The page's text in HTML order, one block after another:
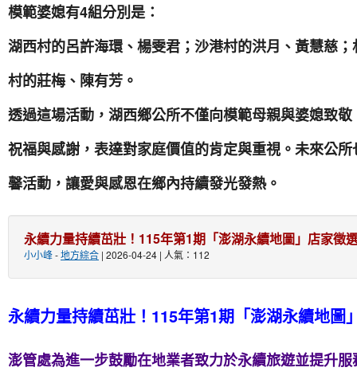
模範婆媳有4組分別是：
湖西村的呂許海環、楊雯君；沙港村的洪月、黃慧慈
村的莊梅、陳有
透過這場活動，湖西鄉公所不僅向模範母親與婆媳致
祝福與感謝，表達對家庭價值的肯定與重視。未來公
馨活動，讓愛與感恩在鄉內持續發光發熱。
永續力量持續茁壯！115年第1期「澎湖永續地圖」店家徵
小小峰-地方綜合 | 2026-04-24 | 人氣：112
永續力量持續茁壯！115年第1期「澎湖永續地圖
澎管處為進一步鼓勵在地業者致力於永續旅遊並提升